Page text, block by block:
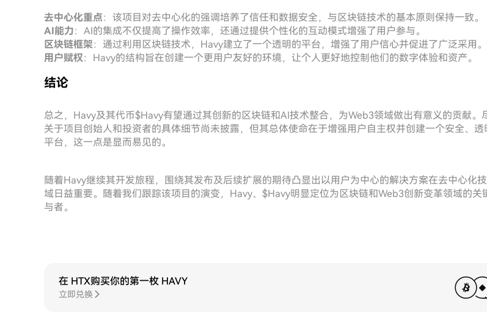
去中心化重点：该项目对去中心化的强调培养了信任和数据安全，与区块链技术的基本原则保持一致。
AI能力：AI的集成不仅提高了操作效率，还通过提供个性化的互动模式增强了用户参与。
区块链框架：通过利用区块链技术，Havy建立了一个透明的平台，增强了用户信心并促进了广泛采用。
用户赋权：Havy的结构旨在创建一个更用户友好的环境，让个人更好地控制他们的数字体验和资产。
结论
总之，Havy及其代币$Havy有望通过其创新的区块链和AI技术整合，为Web3领域做出有意义的贡献。
关于项目创始人和投资者的具体细节尚未披露，但其总体使命在于增强用户自主权并创建一个安全、透
平台，这一点是显而易见的。
随着Havy继续其开发旅程，围绕其发布及后续扩展的期待凸显出以用户为中心的解决方案在去中心化
域日益重要。随着我们跟踪该项目的演变，Havy、$Havy明显定位为区块链和Web3创新变革领域的关
与者。
在 HTX购买你的第一枚 HAVY
立即兑换